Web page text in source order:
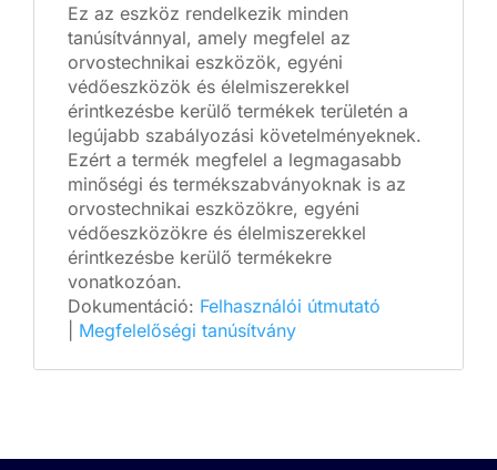
Ez az eszköz rendelkezik minden
tanúsítvánnyal, amely megfelel az
orvostechnikai eszközök, egyéni
védőeszközök és élelmiszerekkel
érintkezésbe kerülő termékek területén a
legújabb szabályozási követelményeknek.
Ezért a termék megfelel a legmagasabb
minőségi és termékszabványoknak is az
orvostechnikai eszközökre, egyéni
védőeszközökre és élelmiszerekkel
érintkezésbe kerülő termékekre
vonatkozóan.
Dokumentáció: Felhasználói útmutató
Megfelelőségi tanúsítvány